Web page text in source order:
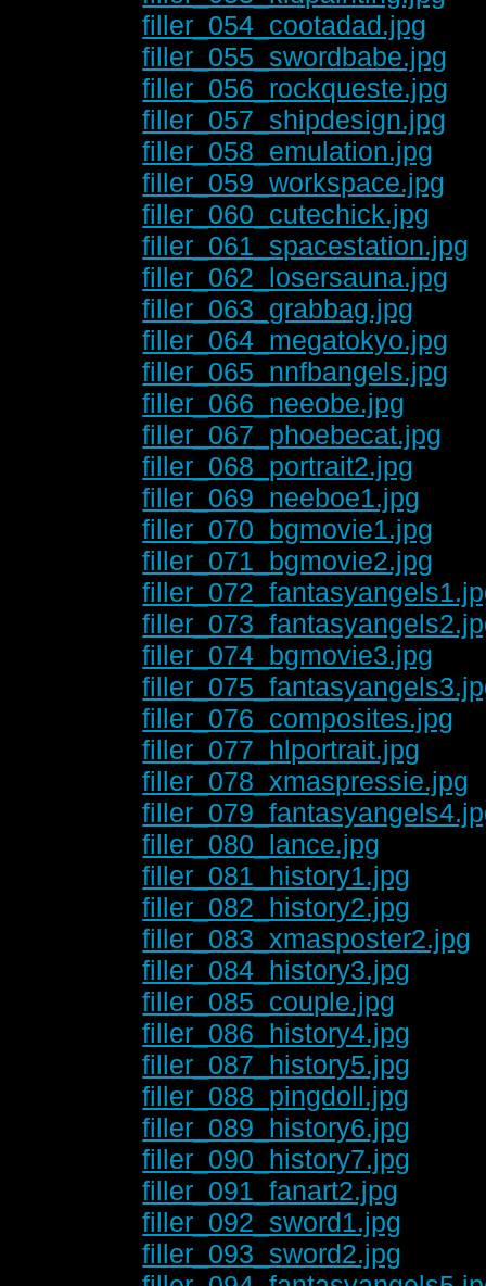
filler_054_cootadad.jpg
filler_055_swordbabe.jpg
filler_056_rockqueste.jpg
filler_057_shipdesign.jpg
filler_058_emulation.jpg
filler_059_workspace.jpg
filler_060_cutechick.jpg
filler_061_spacestation.jpg
filler_062_losersauna.jpg
filler_063_grabbag.jpg
filler_064_megatokyo.jpg
filler_065_nnfbangels.jpg
filler_066_neeobe.jpg
filler_067_phoebecat.jpg
filler_068_portrait2.jpg
filler_069_neeboe1.jpg
filler_070_bgmovie1.jpg
filler_071_bgmovie2.jpg
filler_074_bgmovie3.jpg
filler_076_composites.jpg
filler_077_hlportrait.jpg
filler_078_xmaspressie.jpg
filler_080_lance.jpg
filler_081_history1.jpg
filler_082_history2.jpg
filler_083_xmasposter2.jpg
filler_084_history3.jpg
filler_085_couple.jpg
filler_086_history4.jpg
filler_087_history5.jpg
filler_088_pingdoll.jpg
filler_089_history6.jpg
filler_090_history7.jpg
filler_091_fanart2.jpg
filler_092_sword1.jpg
filler_093_sword2.jpg